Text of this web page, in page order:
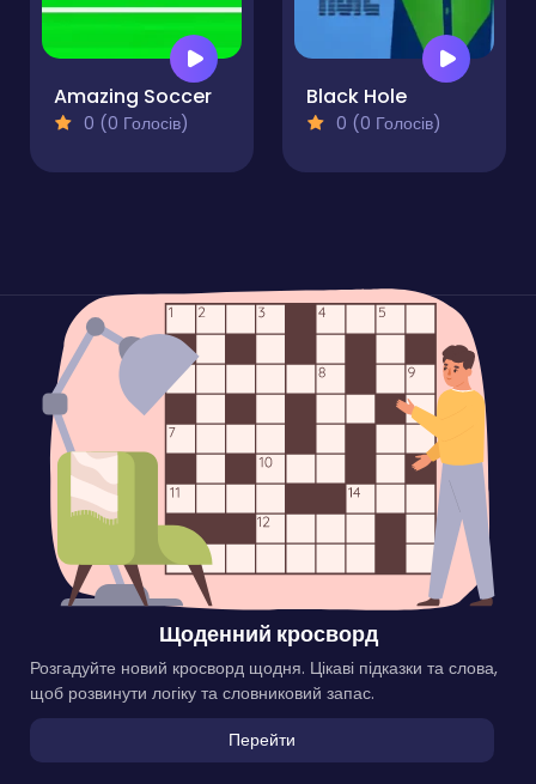
Amazing Soccer
0 (0 Голосів)
Black Hole
0 (0 Голосів)
Щоденний кросворд
Розгадуйте новий кросворд щодня. Цікаві підказки та слова,
щоб розвинути логіку та словниковий запас.
Перейти